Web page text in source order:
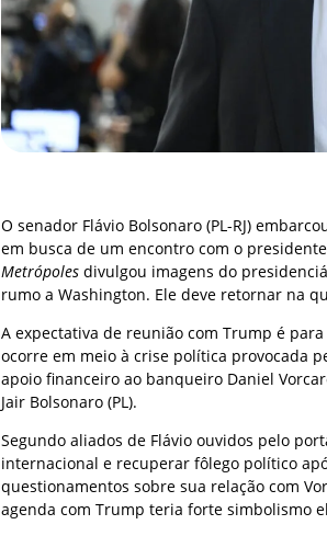
O senador Flávio Bolsonaro (PL-RJ)
em busca de um encontro com o
Metrópoles divulgou imagens do
rumo a Washington. Ele deve retornar na
A expectativa de reunião com Trump é
ocorre em meio à crise política provocada
apoio financeiro ao banqueiro Daniel
Jair Bolsonaro (PL).
Segundo aliados de Flávio ouvidos pelo
internacional e recuperar fôlego político
questionamentos sobre sua relação com
agenda com Trump teria forte simbolismo